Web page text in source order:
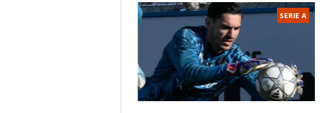
SERIE A